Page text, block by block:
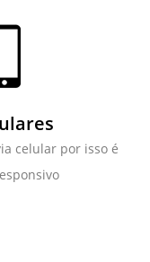
celular por isso é